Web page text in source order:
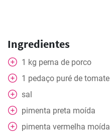
Ingredientes
1 kg perna de porco
1 pedaço puré de tomate
sal
pimenta preta moída
pimenta vermelha moída